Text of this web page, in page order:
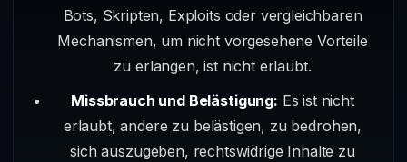
Bots, Skripten, Exploits oder vergleichbaren
Mechanismen, um nicht vorgesehene Vorteile
zu erlangen, ist nicht erlaubt.
Missbrauch und Belästigung: Es ist nicht
erlaubt, andere zu belästigen, zu bedrohen,
sich auszugeben, rechtswidrige Inhalte zu